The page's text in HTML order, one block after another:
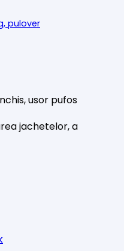
pulover
usor pufos
jachetelor, a